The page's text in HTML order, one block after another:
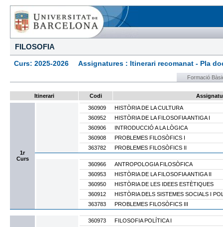
FILOSOFIA
Curs: 2025-2026 Assignatures : Itinerari recomanat - Pla
Formació
Itinerari Codi
1r
Curs
360909
HISTÒRIA DE LA CULTURA
360952
HISTÒRIA DE LA FILOSOFIA ANTIGA I
360906
INTRODUCCIÓ A LA LÒGICA
360908
PROBLEMES FILOSÒFICS I
363782
PROBLEMES FILOSÒFICS II
360966
ANTROPOLOGIA FILOSÒFICA
360953
HISTÒRIA DE LA FILOSOFIA ANTIGA II
360950
HISTÒRIA DE LES IDEES ESTÈTIQUES
360912
HISTÒRIA DELS SISTEMES SOCIALS I
363783
PROBLEMES FILOSÒFICS III
360973
FILOSOFIA POLÍTICA I